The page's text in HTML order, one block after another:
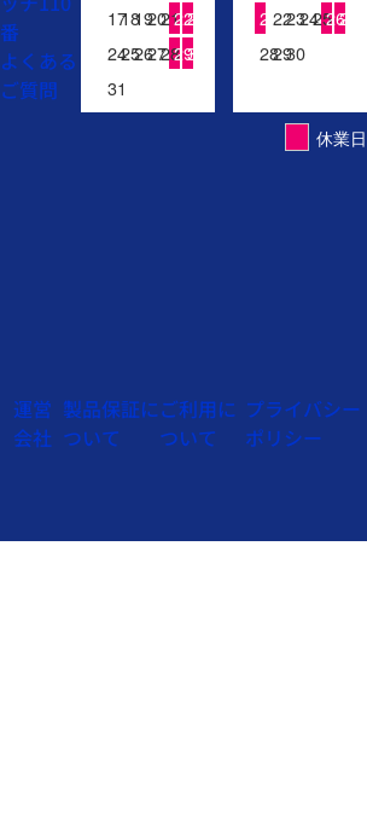
番
よくある
ご質問
171819202122
23
242526272829
30
31
212223242526
27
282930
休業日
運営
会社
製品保証に
ついて
ご利用に
ついて
プライバシー
ポリシー